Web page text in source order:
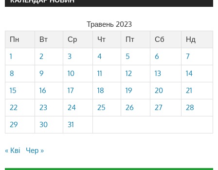
Травень 2023
Пн
Вт Ср Чт Пт Сб
Нд
1
2 3 4 5 6
7
8
9 10 11 12 13
14
15
16 17 18 19 20
21
22
23 24 25 26 27
28
29
30 31
« Кві Чер »